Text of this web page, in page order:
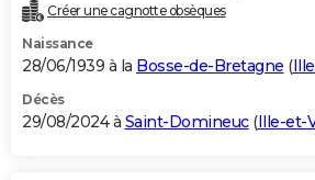
Créer une cagnotte obsèques
Naissance
28/06/1939 à la Bosse-de-Bretagne (
Décès
29/08/2024 à Saint-Domineuc(Ille-et-